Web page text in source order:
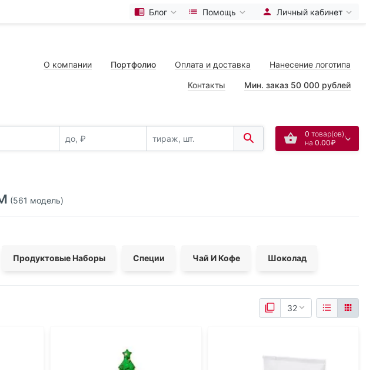
Блог Помощь Личный кабинет
О компании Портфолио Оплата и доставка Нанесение логотипа
Контакты Мин. заказ 50 000 рублей
0 товар(ов),
на 0.00₽
(561 модель)
Продуктовые Наборы Специи Чай И Кофе Шоколад